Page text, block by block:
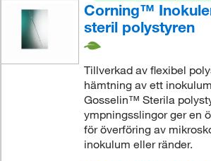
Corning™
steril polystyren
Tillverkad av flexibel
hämtning av ett
Gosselin™ Sterila
ympningsslingor ger en
för överföring av
inokulum eller ränder.